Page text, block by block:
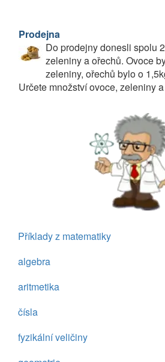
Prodejna
Do prodejny donesli spolu
zeleniny a ořechů. Ovoce
zeleniny, ořechů bylo o
Určete množství ovoce, zeleniny
Příklady z matematiky
algebra
aritmetika
čísla
fyzikální veličiny